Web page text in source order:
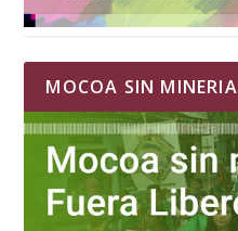
MOCOA SIN MINERIA